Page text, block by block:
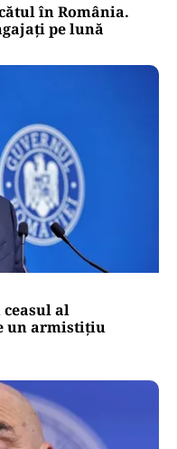
în România.
pe lună
al
un armistițiu